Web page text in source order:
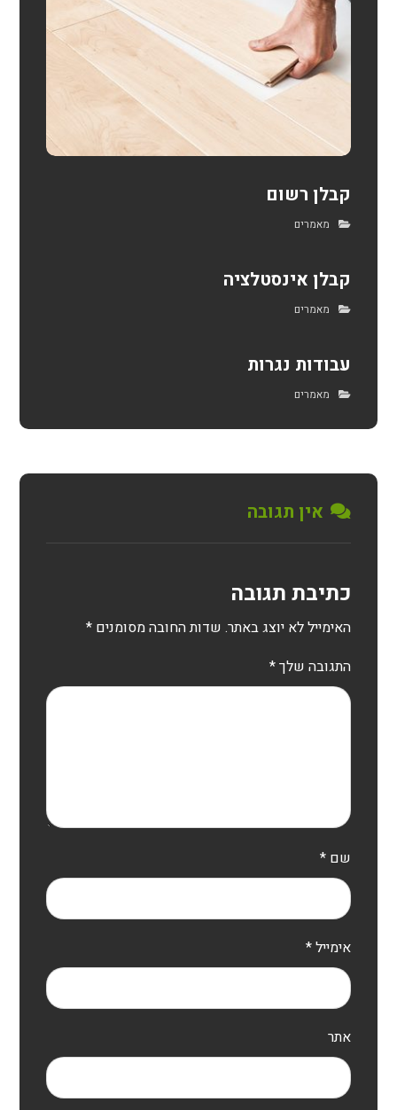
קבלן רשום
מאמרים
קבלן אינסטלציה
מאמרים
עבודות נגרות
מאמרים
אין תגובה
כתיבת תגובה
האימייל לא יוצג באתר. שדות החובה מסומנים*
התגובה שלך*
שם*
אימייל*
אתר